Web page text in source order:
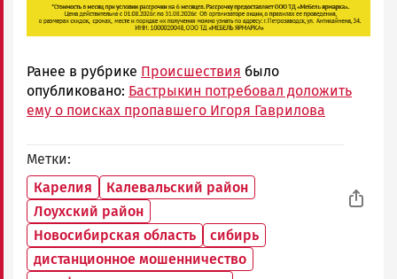
Ранее в рубрике Происшествия было
опубликовано: Бастрыкин потребовал доложить
ему о поисках пропавшего Игоря Гаврилова
Метки
Карелия
Калевальский район
Лоухский район
Новосибирская область
сибирь
дистанционное мошенничество